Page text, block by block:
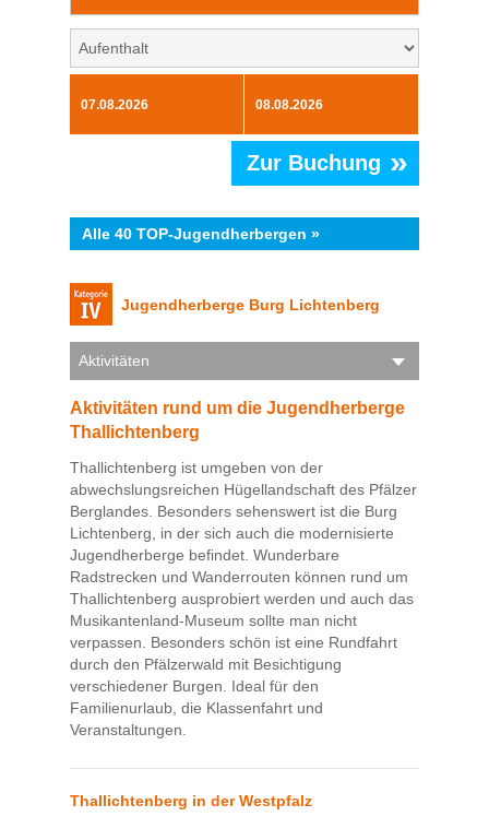
Zur Buchung »
Alle 40 TOP-Jugendherbergen »
Jugendherberge Burg Lichtenberg
Aktivitäten
Aktivitäten rund um die Jugendherberge
Thallichtenberg
Thallichtenberg ist umgeben von der
abwechslungsreichen Hügellandschaft des Pfälzer
Berglandes. Besonders sehenswert ist die Burg
Lichtenberg, in der sich auch die modernisierte
Jugendherberge befindet. Wunderbare
Radstrecken und Wanderrouten können rund um
Thallichtenberg ausprobiert werden und auch das
Musikantenland-Museum sollte man nicht
verpassen. Besonders schön ist eine Rundfahrt
durch den Pfälzerwald mit Besichtigung
verschiedener Burgen. Ideal für den
Familienurlaub, die Klassenfahrt und
Veranstaltungen.
Thallichtenberg in der Westpfalz